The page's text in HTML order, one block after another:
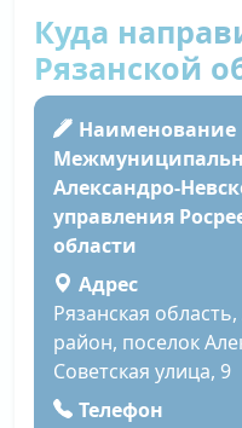
Куда
Рязанской
Наименование
Александро-
управления
области
Адрес
Рязанская
район, поселок
Советская улица, 9
Телефон